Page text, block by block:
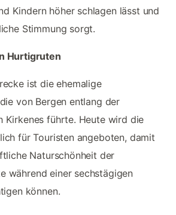
Kindern höher schlagen lässt und
Stimmung sorgt.
Hurtigruten
ist die ehemalige
von Bergen entlang der
Kirkenes führte. Heute wird die
für Touristen angeboten, damit
Naturschönheit der
während einer sechstägigen
können.